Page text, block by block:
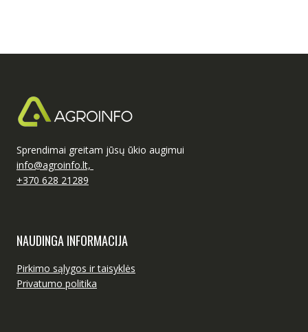
Sprendimai greitam jūsų ūkio augimui
info@agroinfo.lt,
+370 628 21289
NAUDINGA INFORMACIJA
Pirkimo sąlygos ir taisyklės
Privatumo politika